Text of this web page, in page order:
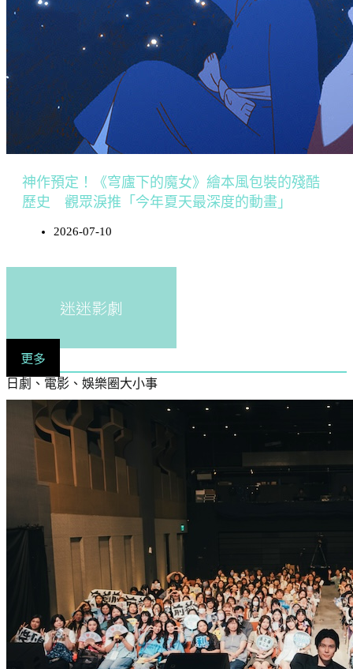
神作預定！《穹廬下的魔女》繪本風包裝的殘酷
歷史 觀眾淚推「今年夏天最深度的動畫」
2026-07-10
迷迷影劇
更多
日劇、電影、娛樂圈大小事